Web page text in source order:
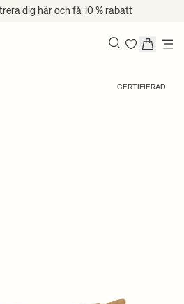
dig här och få 10 % rabatt
CERTIFIERAD